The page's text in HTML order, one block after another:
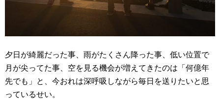
夕日が綺麗だった事、雨がたくさん降った事、低い位置で
月が尖ってた事、空を見る機会が増えてきたのは「何億年
先でも」と、今おれは深呼吸しながら毎日を送りたいと思
っているせい。